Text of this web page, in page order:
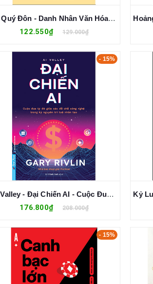
Lê Quý Đôn - Danh Nhân Văn Hóa Thế Giới - Nguyễn Thanh
122.550₫ 129.000₫
- 15%
AI Valley - Đại Chiến AI - Cuộc Đua Tỷ Đô Giữa Các Đế Chế Công Nghệ Trong Kỷ Nguyên Trí Tuệ Nhân Tạo - Gary Rivlin
176.800₫ 208.000₫
- 15%